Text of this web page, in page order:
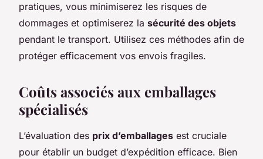
pratiques, vous minimiserez les risques de
dommages et optimiserez la sécurité des objets
pendant le transport. Utilisez ces méthodes afin de
protéger efficacement vos envois fragiles.
Coûts associés aux emballages
spécialisés
L’évaluation des prix d’emballages est cruciale
pour établir un budget d’expédition efficace. Bien